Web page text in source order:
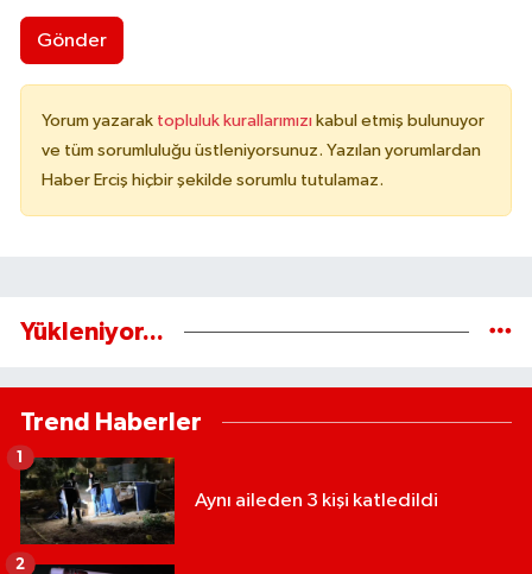
Gönder
Yorum yazarak topluluk kurallarımızı kabul etmiş bulunuyor
ve tüm sorumluluğu üstleniyorsunuz. Yazılan yorumlardan
Haber Erciş hiçbir şekilde sorumlu tutulamaz.
Yükleniyor...
Trend Haberler
Aynı aileden 3 kişi katledildi
1
2